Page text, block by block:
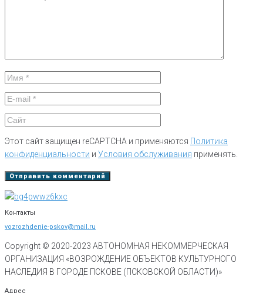
Этот сайт защищен reCAPTCHA и применяются Политика
конфиденциальности и Условия обслуживания применять.
Контакты
vozrozhdenie-pskov@mail.ru
Copyright © 2020-2023 АВТОНОМНАЯ НЕКОММЕРЧЕСКАЯ
ОРГАНИЗАЦИЯ «ВОЗРОЖДЕНИЕ ОБЪЕКТОВ КУЛЬТУРНОГО
НАСЛЕДИЯ В ГОРОДЕ ПСКОВЕ (ПСКОВСКОЙ ОБЛАСТИ)»
Адрес